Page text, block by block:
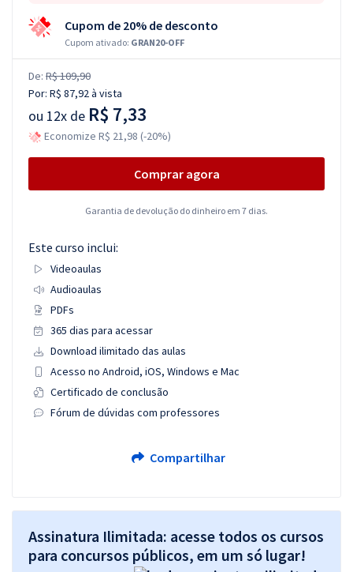
Cupom de 20% de desconto
Cupom ativado: GRAN20-OFF
De: R$ 109,90
Por: R$ 87,92à vista
ou 12x de R$ 7,33
Economize R$ 21,98 (-20%)
Comprar agora
Garantia de devolução do dinheiro em 7 dias.
Este curso inclui:
Videoaulas
Audioaulas
PDFs
365 dias para acessar
Download ilimitado das aulas
Acesso no Android, iOS, Windows e Mac
Certificado de conclusão
Fórum de dúvidas com professores
Compartilhar
Assinatura Ilimitada: acesse todos os cursos
para concursos públicos, em um só lugar!